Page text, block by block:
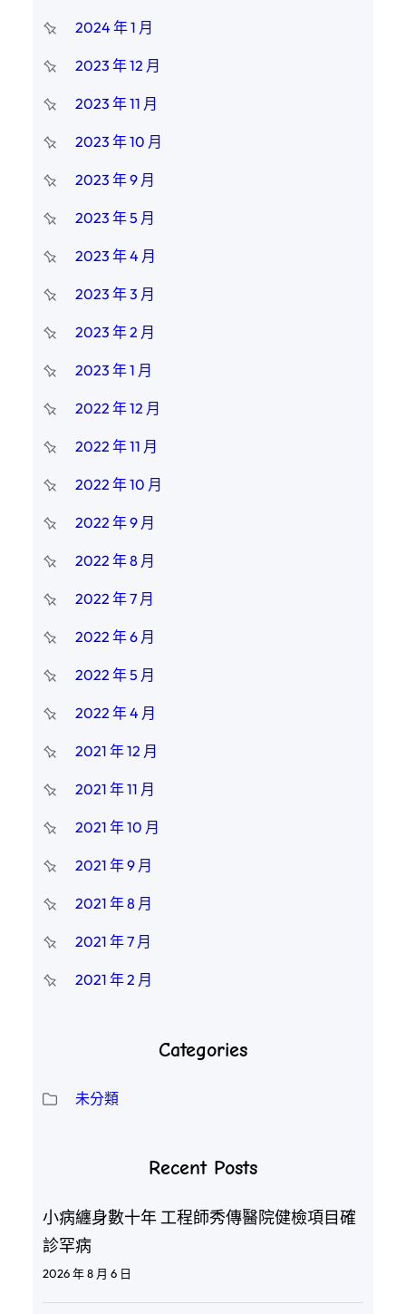
2024 年 1 月
2023 年 12 月
2023 年 11 月
2023 年 10 月
2023 年 9 月
2023 年 5 月
2023 年 4 月
2023 年 3 月
2023 年 2 月
2023 年 1 月
2022 年 12 月
2022 年 11 月
2022 年 10 月
2022 年 9 月
2022 年 8 月
2022 年 7 月
2022 年 6 月
2022 年 5 月
2022 年 4 月
2021 年 12 月
2021 年 11 月
2021 年 10 月
2021 年 9 月
2021 年 8 月
2021 年 7 月
2021 年 2 月
Categories
未分類
Recent Posts
小病纏身數十年 工程師秀傳醫院健檢項目確
診罕病
2026 年 8 月 6 日